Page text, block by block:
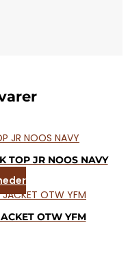
TOP JR NOOS NAVY
Dette
vare
flereOTW YFM